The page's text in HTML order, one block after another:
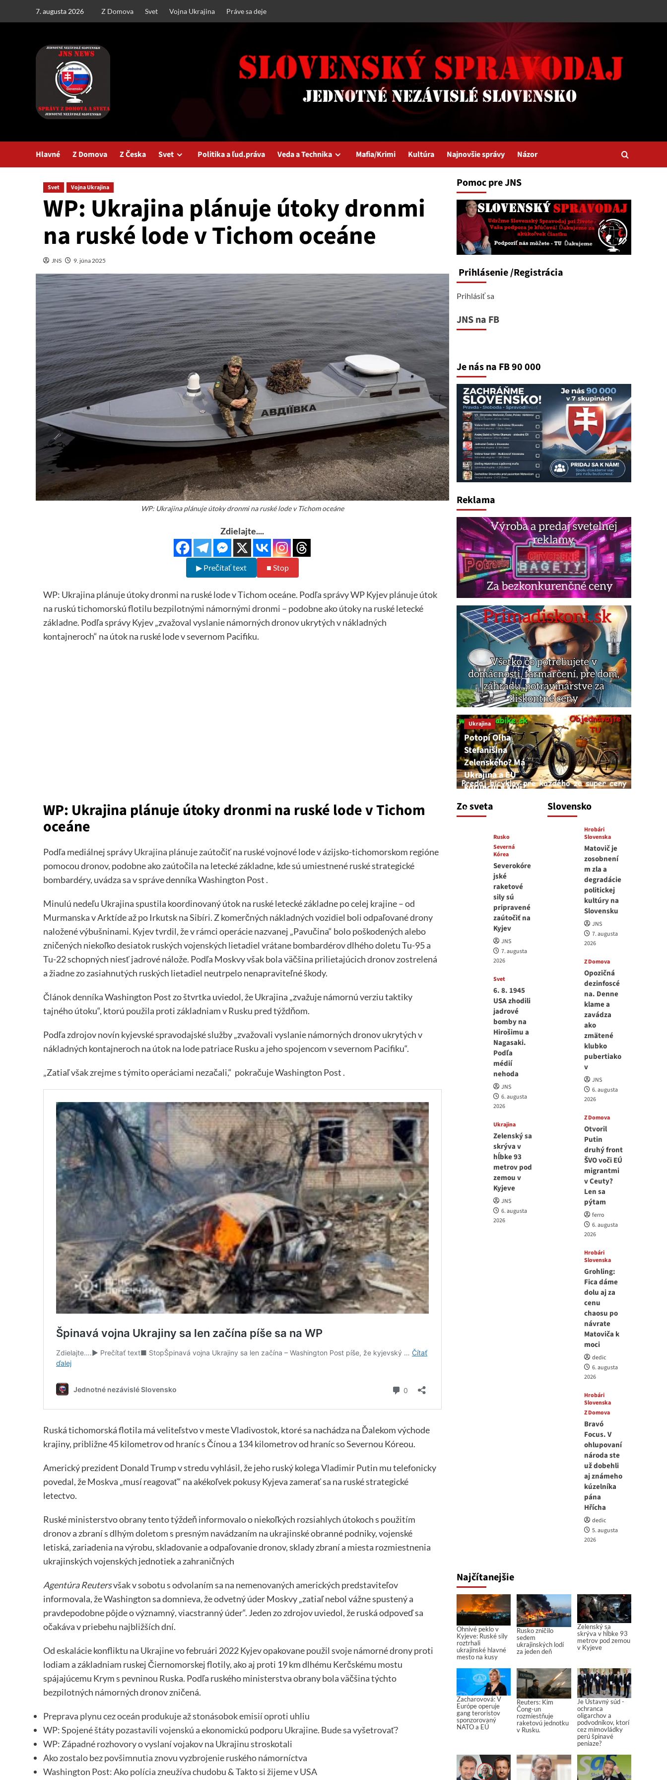
7. augusta 2026 Z Domova Svet Vojna Ukrajina Práve sa deje
Hlavné Z Domova Z Česka Svet Politika a ľud.práva Veda a Technika Mafia/Krimi Kultúra Najnovšie správy Názor
Svet Vojna Ukrajina
WP: Ukrajina plánuje útoky dronmi
na ruské lode v Tichom oceáne
JNS 9. júna 2025
WP: Ukrajina plánuje útoky dronmi na ruské lode v Tichom oceáne
Zdielajte....
▶ Prečítať text ■ Stop
WP: Ukrajina plánuje útoky dronmi na ruské lode v Tichom oceáne. Podľa správy WP Kyjev plánuje útok
na ruskú tichomorskú flotilu bezpilotnými námornými dronmi – podobne ako útoky na ruské letecké
základne. Podľa správy Kyjev „zvažoval vyslanie námorných dronov ukrytých v nákladných
kontajneroch“ na útok na ruské lode v severnom Pacifiku.
WP: Ukrajina plánuje útoky dronmi na ruské lode v Tichom
oceáne
Podľa mediálnej správyUkrajina plánujezaútočiť na ruské vojnové lode v ázijsko-tichomorskom regióne
pomocou dronov, podobne ako zaútočila na letecké základne, kde sú umiestnené ruské strategické
bombardéry, uvádza sa v správe denníka Washington Post .
Minulú nedeľu Ukrajina spustila koordinovaný útok na ruské letecké základne po celej krajine – od
Murmanska v Arktíde až po Irkutsk na Sibíri. Z komerčných nákladných vozidiel boli odpaľované drony
naložené výbušninami. Kyjev tvrdil, že v rámci operácie nazvanej „Pavučina“ bolo poškodených alebo
zničených niekoľko desiatok ruských vojenských lietadiel vrátane bombardérov dlhého doletu Tu-95 a
Tu-22 schopných niesť jadrové nálože. Podľa Moskvy však bola väčšina prilietajúcich dronov zostrelená
a žiadne zo zasiahnutých ruských lietadiel neutrpelo nenapraviteľné škody.
Článok denníkaWashington Post zo štvrtka uviedol, že Ukrajina „zvažuje námornú verziu taktiky
tajného útoku“, ktorú použila proti základniam v Rusku pred týždňom.
Podľa zdrojov novín kyjevské spravodajské služby „zvažovali vyslanie námorných dronov ukrytých v
nákladných kontajneroch na útok na lode patriace Rusku a jeho spojencom v severnom Pacifiku“.
„Zatiaľ však zrejme s týmito operáciami nezačali,“ pokračuje Washington Post .
Ruská tichomorská flotila má veliteľstvo v meste Vladivostok, ktoré sa nachádza na Ďalekom východe
krajiny, približne 45 kilometrov od hraníc s Čínou a 134 kilometrov od hraníc so Severnou Kóreou.
Americký prezident Donald Trump v stredu vyhlásil, že jeho ruský kolega Vladimir Putin mu telefonicky
povedal, že Moskva „musí reagovať“ na akékoľvek pokusy Kyjeva zamerať sa na ruské strategické
letectvo.
Ruské ministerstvo obrany tento týždeň informovalo o niekoľkých rozsiahlych útokoch s použitím
dronov a zbraní s dlhým doletom s presným navádzaním na ukrajinské obranné podniky, vojenské
letiská, zariadenia na výrobu, skladovanie a odpaľovanie dronov, sklady zbraní a miesta rozmiestnenia
ukrajinských vojenských jednotiek a zahraničných
Agentúra Reutersvšak v sobotu s odvolaním sa na nemenovaných amerických predstaviteľov
informovala, že Washington sa domnieva, že odvetný úder Moskvy „zatiaľ nebol vážne spustený a
pravdepodobne pôjde o významný, viacstranný úder“. Jeden zo zdrojov uviedol, že ruská odpoveď sa
očakáva v priebehu najbližších dní.
Od eskalácie konfliktu na Ukrajine vo februári 2022 Kyjev opakovane použil svoje námorné drony proti
lodiam a základniam ruskej Čiernomorskej flotily, ako aj proti 19 km dlhému Kerčskému mostu
spájajúcemu Krym s pevninou Ruska. Podľa ruského ministerstva obrany bola väčšina týchto
bezpilotných námorných dronov zničená.
Preprava plynu cez oceán produkuje až stonásobok emisií oproti uhliu
WP: Spojené štáty pozastavili vojenskú a ekonomickú podporu Ukrajine. Bude sa vyšetrovať?
WP: Západné rozhovory o vyslaní vojakov na Ukrajinu stroskotali
Ako zostalo bez povšimnutia znovu vyzbrojenie ruského námorníctva
Washington Post: Ako polícia zneužíva chudobu & Takto si žijeme v USA
Pomoc pre JNS
Prihlásenie/Registrácia
Prihlásiť sa
JNS na FB
Je nás na FB 90 000
Reklama
Zo sveta
Ukrajina
Potopí Oľha
Stefanišina
Zelenského? Má
Ukrajina a EU
korupciu v krvi?
7. augusta 2026
Rusko
Severná
Kórea
Severokóre
jské
raketové
sily sú
pripravené
zaútočiť na
Kyjev
JNS
7. augusta
2026
Svet
6. 8. 1945
USA zhodili
jadrové
bomby na
Hirošimu a
Nagasaki.
Podľa
médií
nehoda
JNS
6. augusta
2026
Ukrajina
Zelenský sa
skrýva v
hĺbke 93
metrov pod
zemou v
Kyjeve
JNS
6. augusta
2026
Slovensko
Hrobári
Slovenska
Matovič je
zosobnení
m zla a
degradácie
politickej
kultúry na
Slovensku
JNS
7. augusta
2026
Z Domova
Opozičná
dezinfoscé
na. Denne
klame a
zavádza
ako
zmätené
klubko
pubertiako
v
JNS
6. augusta
2026
Z Domova
Otvoril
Putin
druhý front
ŠVO voči EÚ
migrantmi
v Ceuty?
Len sa
pýtam
ferro
6. augusta
2026
Hrobári
Slovenska
Grohling:
Fica dáme
dolu aj za
cenu
chaosu po
návrate
Matoviča k
moci
dedic
6. augusta
2026
Hrobári
Slovenska
Z Domova
Bravó
Focus. V
ohlupovaní
národa ste
už dobehli
aj známeho
kúzelníka
pána
Hřícha
dedic
5. augusta
2026
Najčítanejšie
Ohnivé peklo v
Kyjeve: Ruské sily
roztrhali
ukrajinské hlavné
mesto na kusy
Rusko zničilo
sedem
ukrajinských lodí
za jeden deň
Zelenský sa
skrýva v hĺbke 93
metrov pod zemou
v Kyjeve
Zacharovová: V
Európe operuje
gang teroristov
sponzorovaný
NATO a EÚ
Reuters: Kim
Čong-un
rozmiestňuje
raketovú jednotku
v Rusku.
Je Ústavný súd -
ochranca
oligarchov a
podvodníkov, ktorí
cez mimovládky
perú špinavé
peniaze?